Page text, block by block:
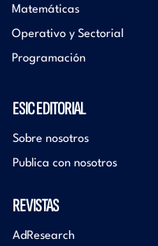
Matemáticas
Operativo y Sectorial
Programación
ESIC EDITORIAL
Sobre nosotros
Publica con nosotros
REVISTAS
AdResearch